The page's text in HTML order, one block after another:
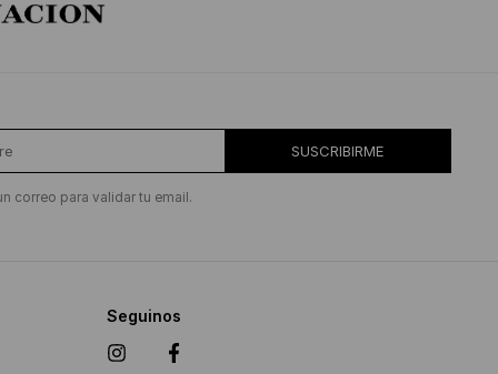
SUSCRIBIRME
correo para validar tu email.
Seguinos